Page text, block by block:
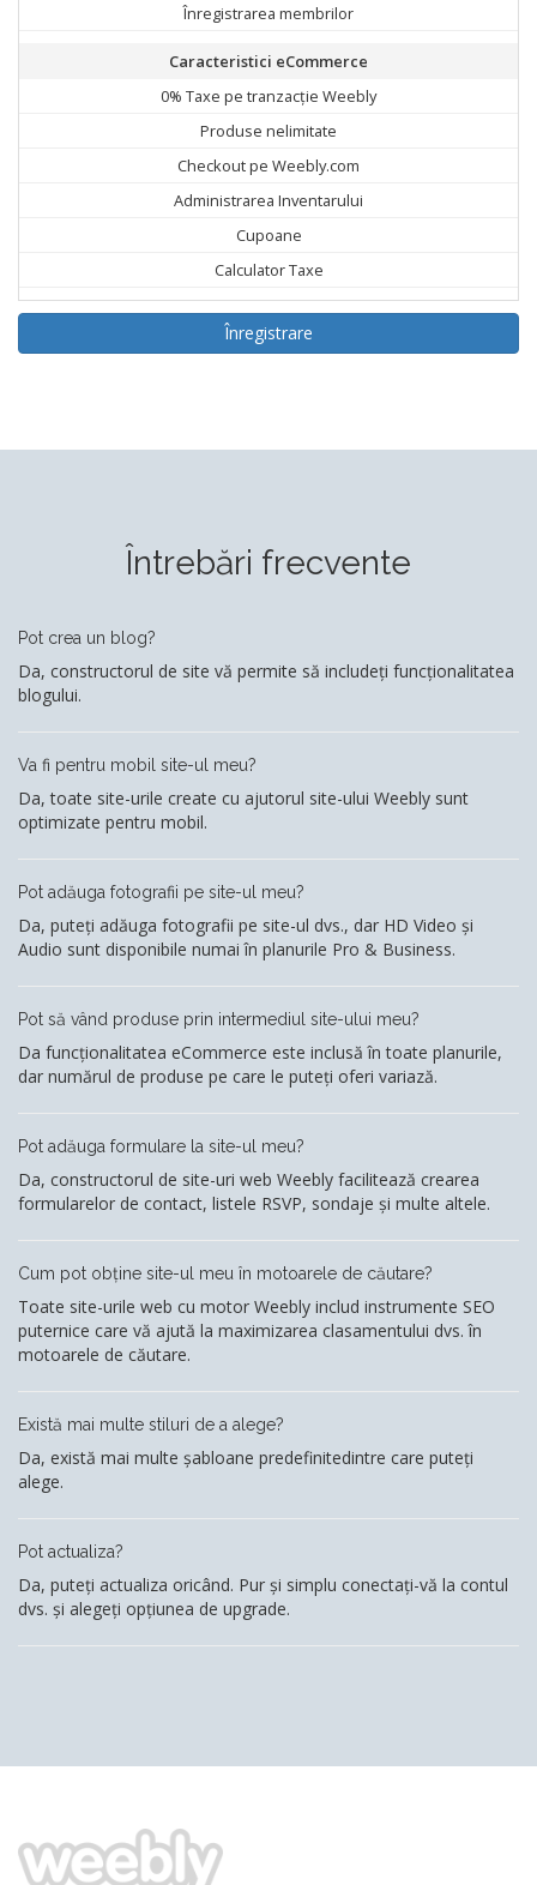
Înregistrarea membrilor
Caracteristici eCommerce
0% Taxe pe tranzacție Weebly
Produse nelimitate
Checkout pe Weebly.com
Administrarea Inventarului
Cupoane
Calculator Taxe
Înregistrare
Întrebări frecvente
Pot crea un blog?
Da, constructorul de site vă permite să includeți funcționalitatea
blogului.
Va fi pentru mobil site-ul meu?
Da, toate site-urile create cu ajutorul site-ului Weebly sunt
optimizate pentru mobil.
Pot adăuga fotografii pe site-ul meu?
Da, puteți adăuga fotografii pe site-ul dvs., dar HD Video și
Audio sunt disponibile numai în planurile Pro & Business.
Pot să vând produse prin intermediul site-ului meu?
Da funcționalitatea eCommerce este inclusă în toate planurile,
dar numărul de produse pe care le puteți oferi variază.
Pot adăuga formulare la site-ul meu?
Da, constructorul de site-uri web Weebly facilitează crearea
formularelor de contact, listele RSVP, sondaje și multe altele.
Cum pot obține site-ul meu în motoarele de căutare?
Toate site-urile web cu motor Weebly includ instrumente SEO
puternice care vă ajută la maximizarea clasamentului dvs. în
motoarele de căutare.
Există mai multe stiluri de a alege?
Da, există mai multe șabloane predefinitedintre care puteți
alege.
Pot actualiza?
Da, puteți actualiza oricând. Pur și simplu conectați-vă la contul
dvs. și alegeți opțiunea de upgrade.